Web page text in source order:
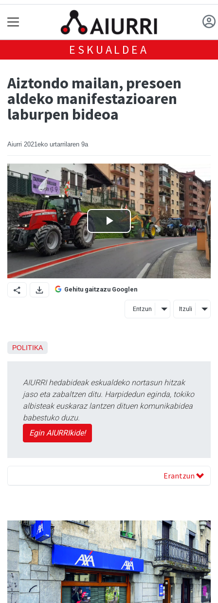
ESKUALDEA
Aiztondo mailan, presoen
aldeko manifestazioaren
laburpen bideoa
Aiurri 2021eko urtarrilaren 9a
Gehitu gaitzazu Googlen
Entzun Itzuli
POLITIKA
AIURRI hedabideak eskualdeko nortasun hitzak
jaso eta zabaltzen ditu. Harpidedun eginda, tokiko
albisteak euskaraz lantzen dituen komunikabidea
babestuko duzu.
Egin AIURRIkide!
Erantzun